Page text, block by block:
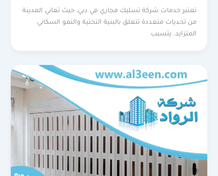
تعتبر خدمات شركة تسليك مجاري في دبي، حيث تعاني المدينة
من تحديات متعددة تتعلق بالبنية التحتية والنمو السكاني
المتزايد. يتسبب